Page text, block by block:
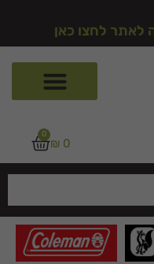
לאתר לחצו כאן
₪ 0
0